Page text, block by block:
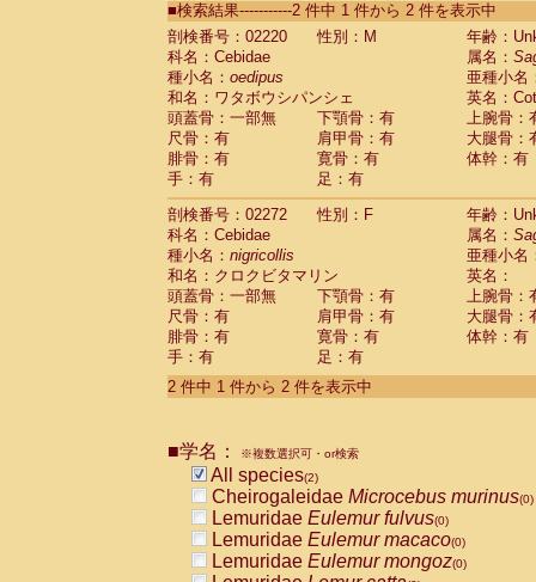
CebidaeSaguinus labiatus(0)
Cebidae Saguinus leucopus (0)
Cebidae
Cebidae
CebidaeSaguinus nigricollis (1)
Cebidae Saguinus oedipus
Cebidae Saguinus weddelli
Cebidae Saguinusspp.
Cebidae Aotus trivirgatus
Cebidae Cebus albifrons
Cebidae
CebidaeCebus capucinus
CebidaeCebus nigrivittatus
Cebidae Cebusspp.(0)
Cebidae Saimiri boliviensis
Cebidae Saimiri sciureus
Atelidae Alouatta caraya
AtelidaeAlouatta fusca
AtelidaeAlouatta seniculus
AtelidaeAteles belzebuth
AtelidaeAteles geoffroyi
AtelidaeAteles paniscus(0)
AtelidaeAtelesspp. (0)
AtelidaeLagothrix lagothricha
AtelidaeLagothrix lagothricha cana
PitheciidaeCacajao calvus
■検索結果-----------2 件中 1 件から 2 件を表示中
剖検番号：02220
性別：M
年齢：
科名：Cebidae
属名：
種小名： oedipus
亜種小名
和名：ワタボウシパンシェ
英名：
頭蓋骨：一部無
下顎骨：有
上腕骨：
尺骨：有
肩甲骨：有
大腿骨：
腓骨：有
寛骨：有
体幹：有
手：有
足：有
剖検番号：02272
性別：F
年齢：
科名：Cebidae
属名：
種小名： nigricollis
亜種小名
和名：クロクビタマリン
英名：
頭蓋骨：一部無
下顎骨：有
上腕骨：
尺骨：有
肩甲骨：有
大腿骨：
腓骨：有
寛骨：有
体幹：有
手：有
足：有
2 件中 1 件から 2 件を表示中
■学名： ※複数選択可・or検索
All species(2)
Cheirogaleidae Microcebus murinus(0)
Lemuridae Eulemur fulvus(0)
Lemuridae Eulemur macaco(0)
Lemuridae Eulemur mongoz(0)